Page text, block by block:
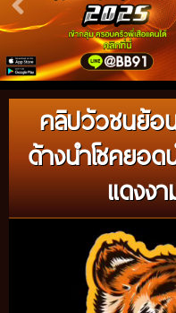
คลิปวัวชนย้อ
ด้างนำโชคยอ
แดงง